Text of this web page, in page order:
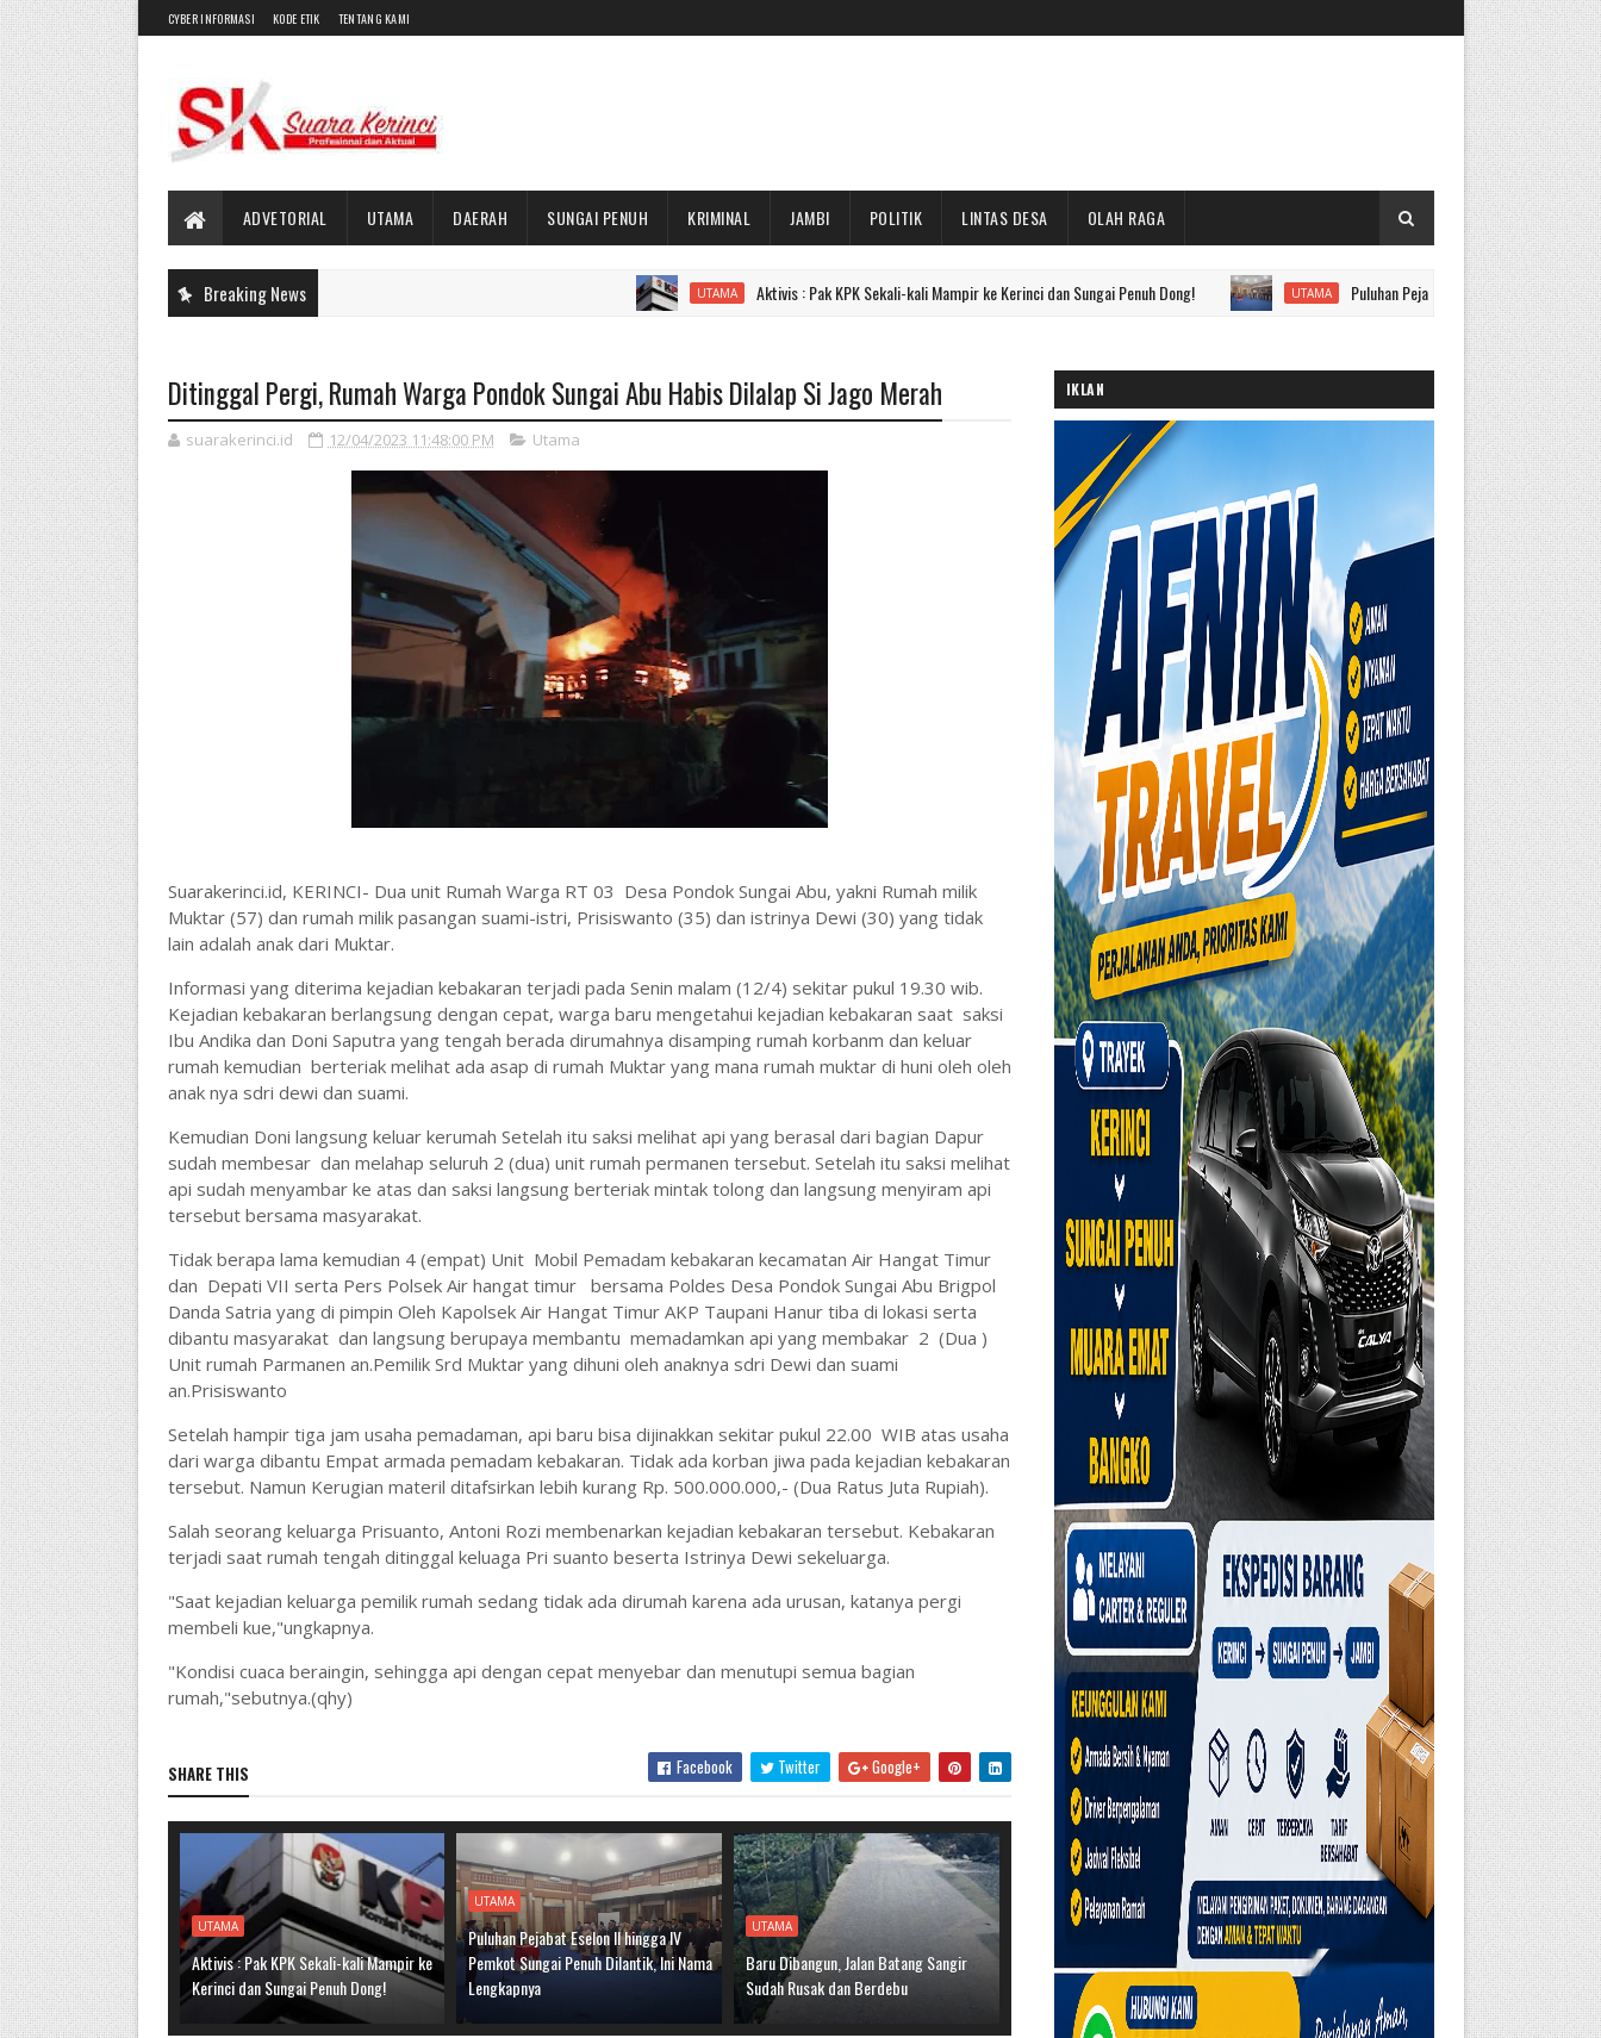
CYBER INFORMASI KODE ETIK TENTANG KAMI
ADVETORIAL UTAMA DAERAH SUNGAI PENUH KRIMINAL JAMBI POLITIK LINTAS DESA OLAH RAGA
Breaking News UTAMA Aktivis : Pak KPK Sekali-kali Mampir ke Kerinci dan Sungai Penuh Dong! UTAMA Puluhan Pejabat Eselon II hingga IV Pemkot Sungai
Ditinggal Pergi, Rumah Warga Pondok Sungai Abu Habis Dilalap Si Jago Merah
suarakerinci.id 12/04/2023 11:48:00 PM Utama
Suarakerinci.id, KERINCI- Dua unit Rumah Warga RT 03 Desa Pondok Sungai Abu, yakni Rumah milik
Muktar (57) dan rumah milik pasangan suami-istri, Prisiswanto (35) dan istrinya Dewi (30) yang tidak
lain adalah anak dari Muktar.
Informasi yang diterima kejadian kebakaran terjadi pada Senin malam (12/4) sekitar pukul 19.30 wib.
Kejadian kebakaran berlangsung dengan cepat, warga baru mengetahui kejadian kebakaran saat saksi
Ibu Andika dan Doni Saputra yang tengah berada dirumahnya disamping rumah korbanm dan keluar
rumah kemudian berteriak melihat ada asap di rumah Muktar yang mana rumah muktar di huni oleh oleh
anak nya sdri dewi dan suami.
Kemudian Doni langsung keluar kerumah Setelah itu saksi melihat api yang berasal dari bagian Dapur
sudah membesar dan melahap seluruh 2 (dua) unit rumah permanen tersebut. Setelah itu saksi melihat
api sudah menyambar ke atas dan saksi langsung berteriak mintak tolong dan langsung menyiram api
tersebut bersama masyarakat.
Tidak berapa lama kemudian 4 (empat) Unit Mobil Pemadam kebakaran kecamatan Air Hangat Timur
dan Depati VII serta Pers Polsek Air hangat timur bersama Poldes Desa Pondok Sungai Abu Brigpol
Danda Satria yang di pimpin Oleh Kapolsek Air Hangat Timur AKP Taupani Hanur tiba di lokasi serta
dibantu masyarakat dan langsung berupaya membantu memadamkan api yang membakar 2 (Dua )
Unit rumah Parmanen an.Pemilik Srd Muktar yang dihuni oleh anaknya sdri Dewi dan suami
an.Prisiswanto
Setelah hampir tiga jam usaha pemadaman, api baru bisa dijinakkan sekitar pukul 22.00 WIB atas usaha
dari warga dibantu Empat armada pemadam kebakaran. Tidak ada korban jiwa pada kejadian kebakaran
tersebut. Namun Kerugian materil ditafsirkan lebih kurang Rp. 500.000.000,- (Dua Ratus Juta Rupiah).
Salah seorang keluarga Prisuanto, Antoni Rozi membenarkan kejadian kebakaran tersebut. Kebakaran
terjadi saat rumah tengah ditinggal keluaga Pri suanto beserta Istrinya Dewi sekeluarga.
"Saat kejadian keluarga pemilik rumah sedang tidak ada dirumah karena ada urusan, katanya pergi
membeli kue,"ungkapnya.
"Kondisi cuaca beraingin, sehingga api dengan cepat menyebar dan menutupi semua bagian
rumah,"sebutnya.(qhy)
SHARE THIS Facebook Twitter Google+
UTAMA
Aktivis : Pak KPK Sekali-kali Mampir ke
Kerinci dan Sungai Penuh Dong!
UTAMA
Puluhan Pejabat Eselon II hingga IV
Pemkot Sungai Penuh Dilantik, Ini Nama
Lengkapnya
UTAMA
Baru Dibangun, Jalan Batang Sangir
Sudah Rusak dan Berdebu
IKLAN